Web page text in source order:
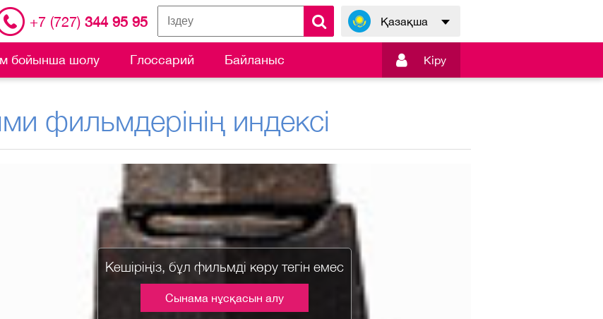
+7 (727) 344 95 95 Қазақша
бойынша шолу Глоссарий Байланыс  Кiру
фильмдерінің индексі
Кешіріңіз, бұл фильмді көру тегін емес
Сынама нұсқасын алу